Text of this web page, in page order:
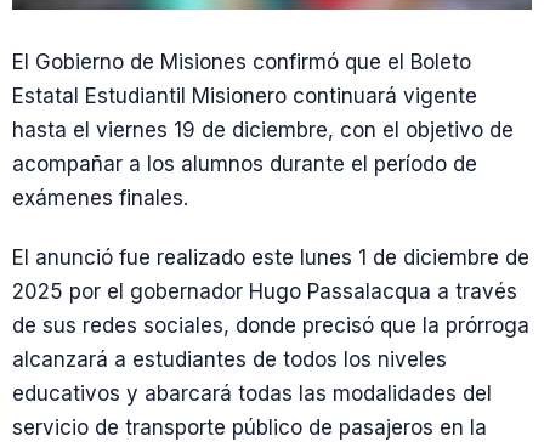
El Gobierno de Misiones confirmó que el Boleto
Estatal Estudiantil Misionero continuará vigente
hasta el viernes 19 de diciembre, con el objetivo de
acompañar a los alumnos durante el período de
exámenes finales.
El anunció fue realizado este lunes 1 de diciembre de
2025 por el gobernador Hugo Passalacqua a través
de sus redes sociales, donde precisó que la prórroga
alcanzará a estudiantes de todos los niveles
educativos y abarcará todas las modalidades del
servicio de transporte público de pasajeros en la